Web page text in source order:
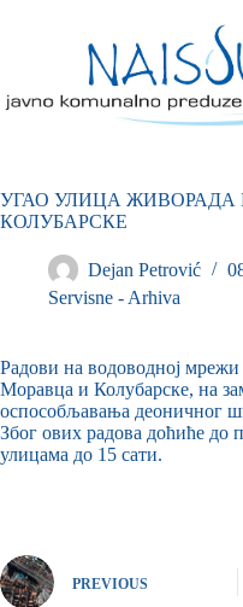
УГАО УЛИЦА
КОЛУБАРСКЕ
Dejan Petrović
Servisne - Arhiva
Радови на водоводној
Моравца и Колубарске, на
оспособљавања деоничног
Због ових радова доћиће до
улицама до 15 сати.
PREVIOUS